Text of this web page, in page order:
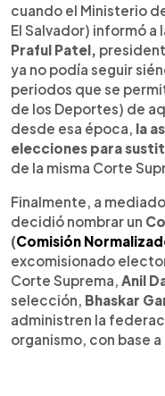
cuando el Ministerio
El Salvador) informó a
Praful Patel,
ya no podía seguir
periodos que se
de los Deportes) de
desde esa época, la
elecciones para
de la misma Corte
Finalmente, a
decidió nombrar un
(Comisión
excomisionado
Corte Suprema, Anil
selección, Bhaskar
administren la
organismo, con base